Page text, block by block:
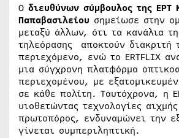
Ο διευθύνων σύμβουλος της ΕΡΤ
Παπαβασιλείου σημείωσε στην
μεταξύ άλλων, ότι τα κανάλια
τηλεόρασης αποκτούν διακριτή
περιεχόμενο, ενώ το ERTFLIX
μια σύγχρονη πλατφόρμα
περιεχομένου, με
σε κάθε πολίτη. Ταυτόχρονα, η
υιοθετώντας τεχνολογίες
πρωτοπόρος, ενδυναμώνει την
γίνεται συμπεριληπτική.